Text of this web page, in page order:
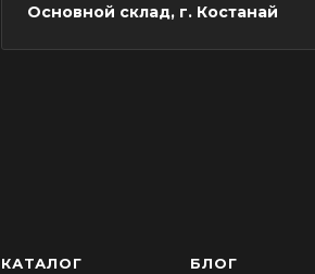
Основной склад, г. Костанай
КАТАЛОГ БЛОГ